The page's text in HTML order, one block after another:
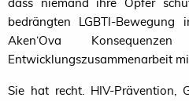
bedrängten LGBTI-
Aken‘Ova
Entwicklungszusammenarbeit
Sie hat recht. HIV-Prävention,